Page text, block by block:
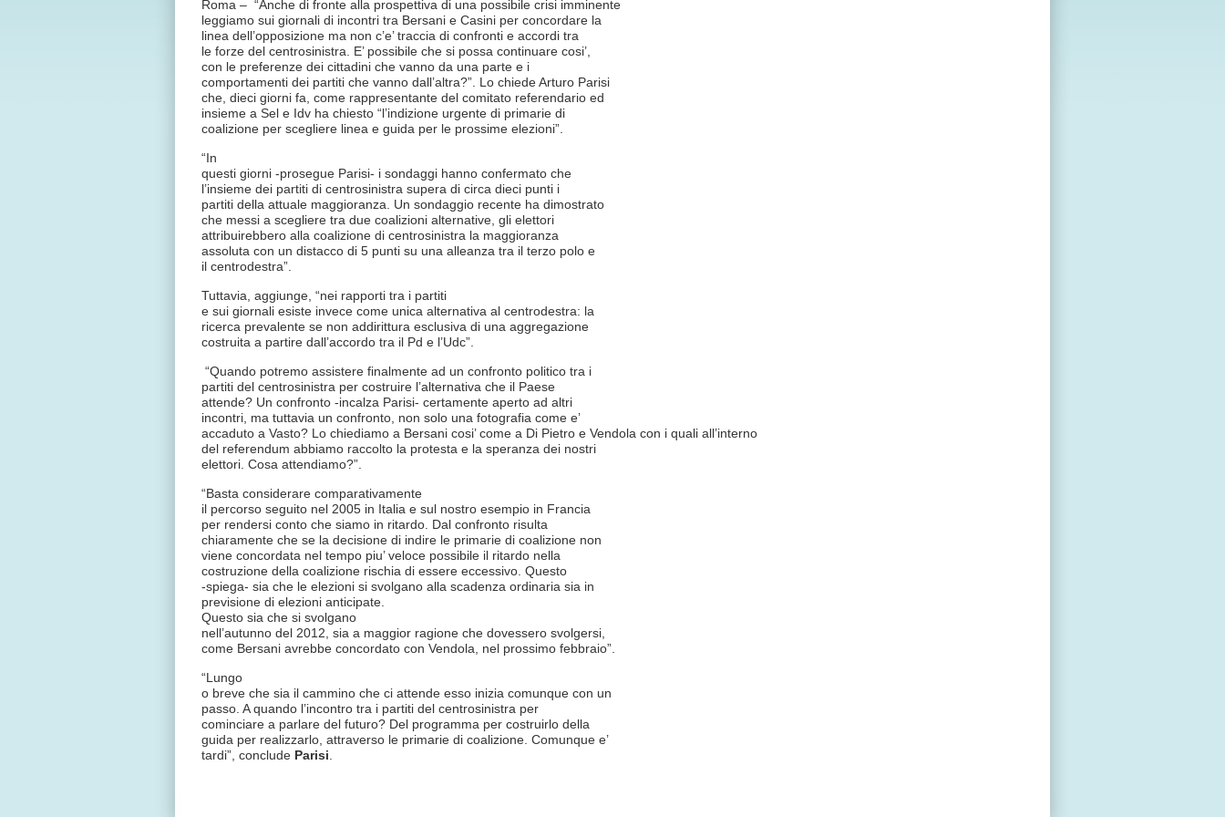
Roma – “Anche di fronte alla prospettiva di una possibile crisi imminente
leggiamo sui giornali di incontri tra Bersani e Casini per concordare la
linea dell’opposizione ma non c’e’ traccia di confronti e accordi tra
le forze del centrosinistra. E’ possibile che si possa continuare cosi’,
con le preferenze dei cittadini che vanno da una parte e i
comportamenti dei partiti che vanno dall’altra?”. Lo chiede Arturo Parisi
che, dieci giorni fa, come rappresentante del comitato referendario ed
insieme a Sel e Idv ha chiesto “l’indizione urgente di primarie di
coalizione per scegliere linea e guida per le prossime elezioni”.
“In
questi giorni -prosegue Parisi- i sondaggi hanno confermato che
l’insieme dei partiti di centrosinistra supera di circa dieci punti i
partiti della attuale maggioranza. Un sondaggio recente ha dimostrato
che messi a scegliere tra due coalizioni alternative, gli elettori
attribuirebbero alla coalizione di centrosinistra la maggioranza
assoluta con un distacco di 5 punti su una alleanza tra il terzo polo e
il centrodestra”.
Tuttavia, aggiunge, “nei rapporti tra i partiti
e sui giornali esiste invece come unica alternativa al centrodestra: la
ricerca prevalente se non addirittura esclusiva di una aggregazione
costruita a partire dall’accordo tra il Pd e l’Udc”.
“Quando potremo assistere finalmente ad un confronto politico tra i
partiti del centrosinistra per costruire l’alternativa che il Paese
attende? Un confronto -incalza Parisi- certamente aperto ad altri
incontri, ma tuttavia un confronto, non solo una fotografia come e’
accaduto a Vasto? Lo chiediamo a Bersani cosi’ come a Di Pietro e Vendola con i quali all’interno
del referendum abbiamo raccolto la protesta e la speranza dei nostri
elettori. Cosa attendiamo?”.
“Basta considerare comparativamente
il percorso seguito nel 2005 in Italia e sul nostro esempio in Francia
per rendersi conto che siamo in ritardo. Dal confronto risulta
chiaramente che se la decisione di indire le primarie di coalizione non
viene concordata nel tempo piu’ veloce possibile il ritardo nella
costruzione della coalizione rischia di essere eccessivo. Questo
-spiega- sia che le elezioni si svolgano alla scadenza ordinaria sia in
previsione di elezioni anticipate.
Questo sia che si svolgano
nell’autunno del 2012, sia a maggior ragione che dovessero svolgersi,
come Bersani avrebbe concordato con Vendola, nel prossimo febbraio”.
“Lungo
o breve che sia il cammino che ci attende esso inizia comunque con un
passo. A quando l’incontro tra i partiti del centrosinistra per
cominciare a parlare del futuro? Del programma per costruirlo della
guida per realizzarlo, attraverso le primarie di coalizione. Comunque e’
tardi”, conclude Parisi